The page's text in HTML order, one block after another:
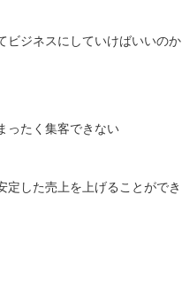
ビジネスにしていけばいいのか
ったく集客できない
定した売上を上げることができ